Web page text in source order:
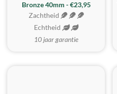
Bronze 40mm - €23,95
Zachtheid
Echtheid
10 jaar garantie